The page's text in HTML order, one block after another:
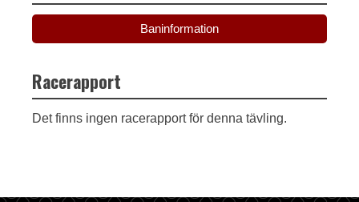
Baninformation
Racerapport
Det finns ingen racerapport för denna tävling.